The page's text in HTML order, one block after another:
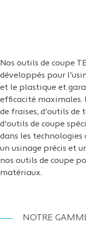
Nos outils de coupe
développés pour
et le plastique et
efficacité maximales.
de fraises, d'outils de
d'outils de coupe
dans les
un usinage précis et
nos outils de coupe
matériaux.
NOTRE